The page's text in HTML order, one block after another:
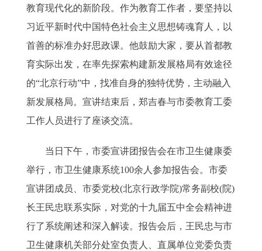
教育现代化的新阶段。作为教育工作者，要坚持以
习近平新时代中国特色社会主义思想铸魂育人，以
首善的标准办好思政课。他鼓励大家，要从首都教
育实际出发，在率先探索构建新发展格局有效途径
的“北京行动”中，找准自身的独特优势，主动融入
新发展格局。宣讲结束后，郑吉春与市委教育工委
工作人员进行了座谈交流。
当日下午，市委宣讲团报告会在市卫生健康委
举行，市卫生健康系统100余人参加报告会。市委
宣讲团成员、市委党校(北京行政学院)常务副校(院)
长王民忠联系实际，对党的十九届五中全会精神进
行了系统阐述和深入解读。报告会后，王民忠与市
卫生健康机关部分处室负责人、直属单位党委负责